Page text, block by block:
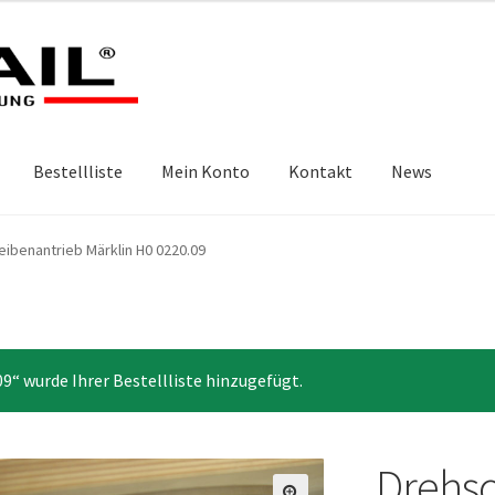
Bestellliste Mein Konto Kontakt News
Märklin H0 0220.09
wurde Ihrer Bestellliste hinzugefügt.